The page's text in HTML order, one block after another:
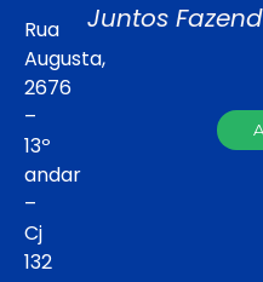
Rua
Augusta,
2676
–
13º
andar
–
Cj
132
Juntos